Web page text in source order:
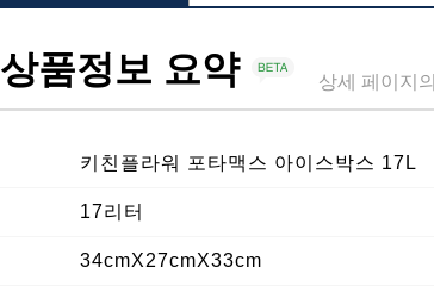
상품정보 요약 상세 페이지
키친플라워 포타맥스 아이스박스 17L
17리터
34cmX27cmX33cm